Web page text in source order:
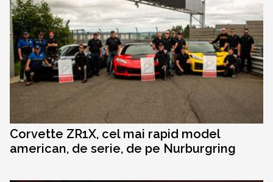
Corvette ZR1X, cel mai rapid model
american, de serie, de pe Nurburgring